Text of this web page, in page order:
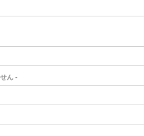
ん -